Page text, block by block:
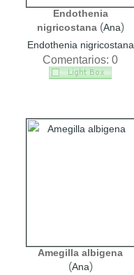
Endothenia
nigricostana(Ana)
Endothenia nigricostana
Comentarios: 0
Amegilla albigena
(Ana)